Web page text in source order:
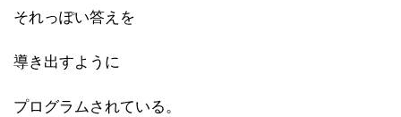
それっぽい答えを
導き出すように
プログラムされている。